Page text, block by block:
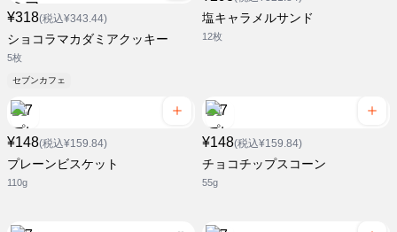
¥318(税込¥343.44)
ショコラマカダミアクッキー
5枚
セブンカフェ
塩キャラメルサンド
12枚
¥148(税込¥159.84)
プレーンビスケット
110g
¥148(税込¥159.84)
チョコチップスコーン
55g